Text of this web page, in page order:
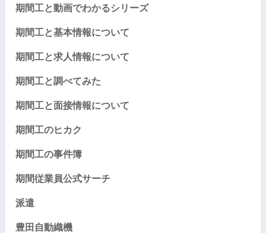
期間工と動画でわかるシリーズ
期間工と基本情報について
期間工と求人情報について
期間工と調べてみた
期間工と面接情報について
期間工のヒカク
期間工の事件簿
期間従業員公式サーチ
派遣
豊田自動織機